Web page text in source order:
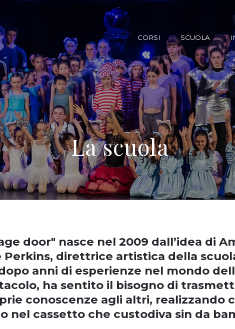
CORSI SCUOLA
La scuola
door" nasce nel 2009 dall’idea di
Perkins, direttrice artistica della
anni di esperienze nel mondo
ha sentito il bisogno di
conoscenze agli altri, realizzando
nel cassetto che custodiva sin da